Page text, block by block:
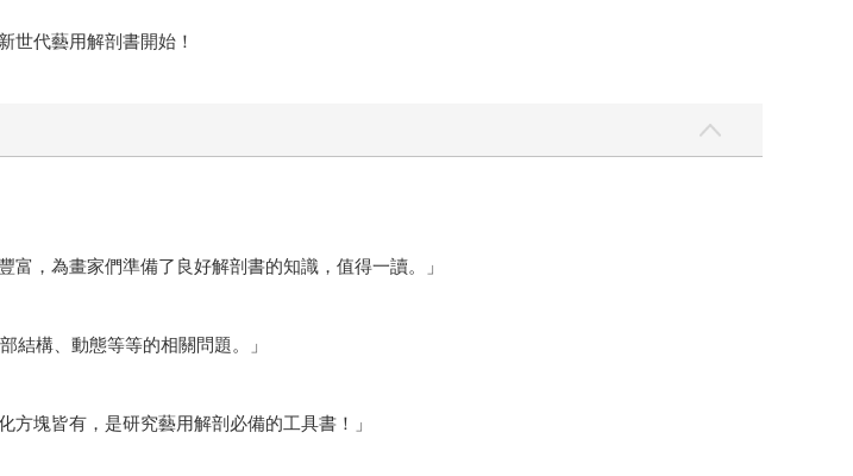
世代藝用解剖書開始！
富，為畫家們準備了良好解剖書的知識，值得一讀。」
結構、動態等等的相關問題。」
方塊皆有，是研究藝用解剖必備的工具書！」